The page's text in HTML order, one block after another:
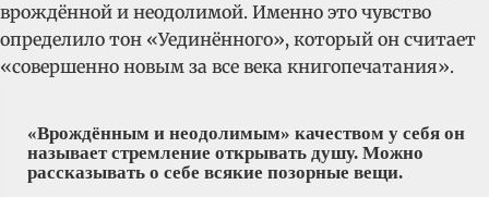
врождённой и неодолимой. Именно это чувство
определило тон «Уединённого», который он считает
«совершенно новым за все века книгопечатания».
«Врождённым и неодолимым» качеством у себя он
называет стремление открывать душу. Можно
рассказывать о себе всякие позорные вещи.